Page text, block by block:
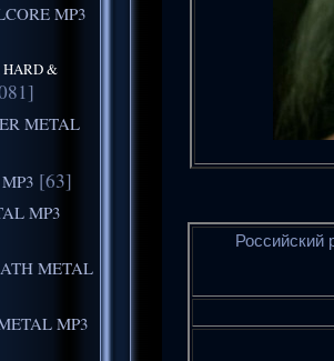
MP3
&
METAL
[63]
MP3
METAL
MP3
Российский